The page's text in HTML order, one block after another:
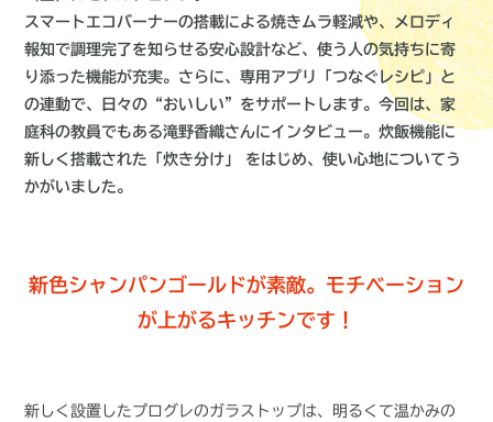
スマートエコバーナーの搭載による焼きムラ軽減や、メロディ
報知で調理完了を知らせる安心設計など、使う人の気持ちに寄
り添った機能が充実。さらに、専用アプリ「つなぐレシピ」と
の連動で、日々の“おいしい”をサポートします。今回は、家
庭科の教員でもある滝野香織さんにインタビュー。炊飯機能に
新しく搭載された「炊き分け」 をはじめ、使い心地についてう
かがいました。
新色シャンパンゴールドが素敵。モチベーション
が上がるキッチンです！
新しく設置したプログレのガラストップは、明るくて温かみの